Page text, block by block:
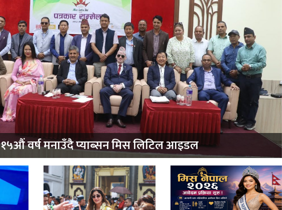
१५औं वर्ष मनाउँदै प्याब्सन मिस लिटिल आइडल